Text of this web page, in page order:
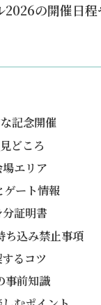
の開催日
記念開催
どころ
エリア
ゲート情報
証明書
ち込み禁止事項
るコツ
事前知識